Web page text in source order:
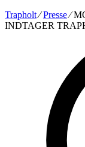
Trapholt∕Presse∕
INDTAGER